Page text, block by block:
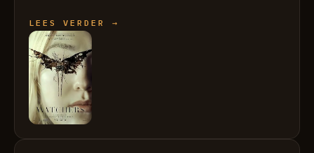
LEES VERDER →